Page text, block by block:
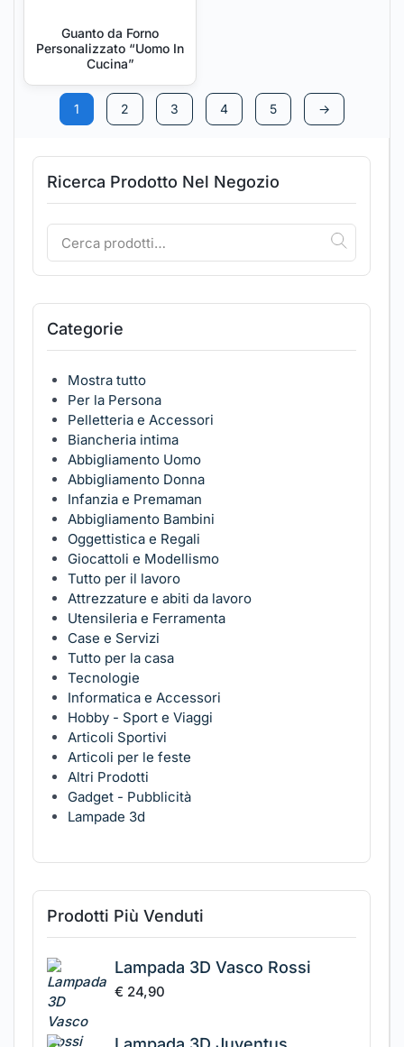
Guanto da Forno
Personalizzato “Uomo In
Cucina”
1 2 3 4 5 →
Ricerca Prodotto Nel Negozio
Categorie
Mostra tutto
Per la Persona
Pelletteria e Accessori
Biancheria intima
Abbigliamento Uomo
Abbigliamento Donna
Infanzia e Premaman
Abbigliamento Bambini
Oggettistica e Regali
Giocattoli e Modellismo
Tutto per il lavoro
Attrezzature e abiti da lavoro
Utensileria e Ferramenta
Case e Servizi
Tutto per la casa
Tecnologie
Informatica e Accessori
Hobby - Sport e Viaggi
Articoli Sportivi
Articoli per le feste
Altri Prodotti
Gadget - Pubblicità
Lampade 3d
Prodotti Più Venduti
Lampada 3D Vasco Rossi
€ 24,90